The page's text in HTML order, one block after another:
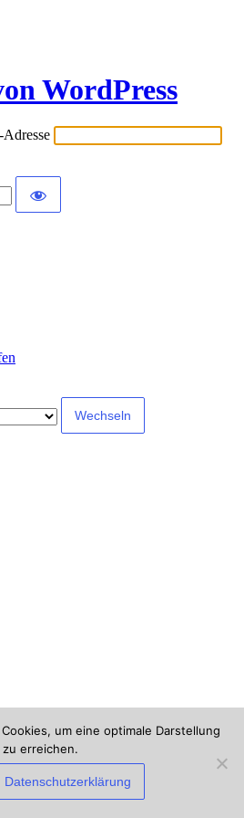
WordPress
Informationen werden möglicherweise
Website verarbeitet. Wenn du fortfährst,
und gibst dazu dein Einverständnis.
um eine optimale Darstellung
zu erreichen.
Datenschutzerklärung